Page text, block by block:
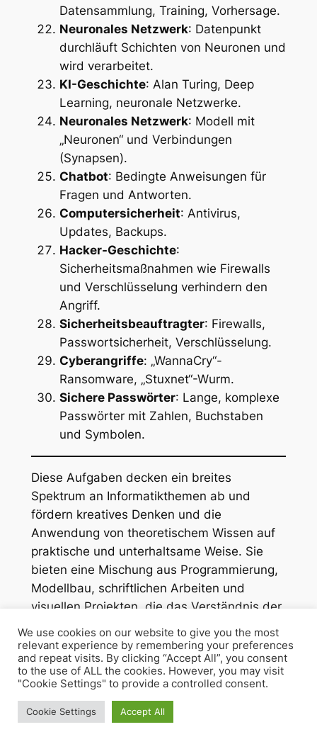
Datensammlung, Training, Vorhersage.
Neuronales Netzwerk: Datenpunkt
durchläuft Schichten von Neuronen und
wird verarbeitet.
KI-Geschichte: Alan Turing, Deep
Learning, neuronale Netzwerke.
Neuronales Netzwerk: Modell mit
„Neuronen“ und Verbindungen
(Synapsen).
Chatbot: Bedingte Anweisungen für
Fragen und Antworten.
Computersicherheit: Antivirus,
Updates, Backups.
Hacker-Geschichte:
Sicherheitsmaßnahmen wie Firewalls
und Verschlüsselung verhindern den
Angriff.
Sicherheitsbeauftragter: Firewalls,
Passwortsicherheit, Verschlüsselung.
Cyberangriffe: „WannaCry“-
Ransomware, „Stuxnet“-Wurm.
Sichere Passwörter: Lange, komplexe
Passwörter mit Zahlen, Buchstaben
und Symbolen.
Diese Aufgaben decken ein breites
Spektrum an Informatikthemen ab und
fördern kreatives Denken und die
Anwendung von theoretischem Wissen auf
praktische und unterhaltsame Weise. Sie
bieten eine Mischung aus Programmierung,
Modellbau, schriftlichen Arbeiten und
visuellen Projekten, die das Verständnis der
Schüler*innen für Informatik vertiefen.
Nachhilfe bei der
Lernzuflucht istfür alleda!
Wir von der Lernzuflucht Hagen
We use cookies on our website to give you the most
relevant experience by remembering your preferences
and repeat visits. By clicking “Accept All”, you consent
to the use of ALL the cookies. However, you may visit
"Cookie Settings" to provide a controlled consent.
Cookie Settings Accept All